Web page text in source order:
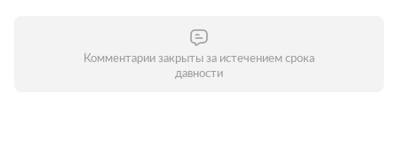
Комментарии закрыты за истечением срока
давности